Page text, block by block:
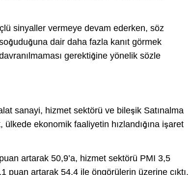
sinyaller vermeye devam ederken, söz
dair daha fazla kanıt görmek
gerektiğine yönelik sözle
sanayi, hizmet sektörü ve bileşik Satınalma
ekonomik faaliyetin hızlandığına işaret
artarak 50,9’a, hizmet sektörü PMI 3,5
puan artarak 54,4 ile öngörülerin üzerine çıktı.